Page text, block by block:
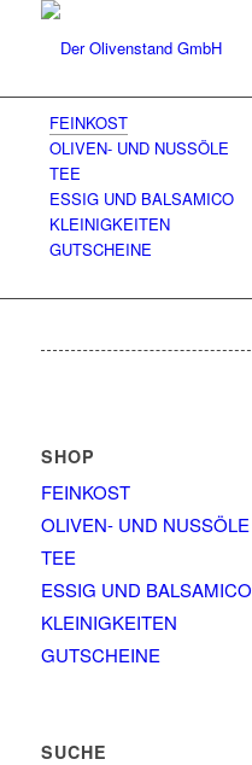
FEINKOST
OLIVEN- UND NUSSÖLE
TEE
ESSIG UND BALSAMICO
KLEINIGKEITEN
GUTSCHEINE
SHOP
FEINKOST
OLIVEN- UND NUSSÖLE
TEE
ESSIG UND BALSAMICO
KLEINIGKEITEN
GUTSCHEINE
SUCHE